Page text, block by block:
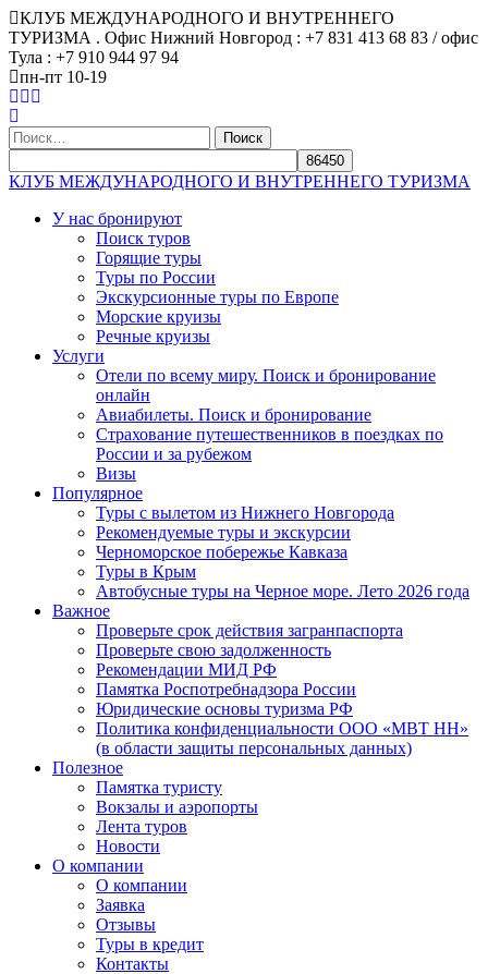
КЛУБ МЕЖДУНАРОДНОГО И ВНУТРЕННЕГО
ТУРИЗМА . Офис Нижний Новгород : +7 831 413 68 83 / офис
Тула : +7 910 944 97 94
пн-пт 10-19
Найти:
КЛУБ МЕЖДУНАРОДНОГО И ВНУТРЕННЕГО ТУРИЗМА
У нас бронируют
Поиск туров
Горящие туры
Туры по России
Экскурсионные туры по Европе
Морские круизы
Речные круизы
Услуги
Отели по всему миру. Поиск и бронирование
онлайн
Авиабилеты. Поиск и бронирование
Страхование путешественников в поездках по
России и за рубежом
Визы
Популярное
Туры с вылетом из Нижнего Новгорода
Рекомендуемые туры и экскурсии
Черноморское побережье Кавказа
Туры в Крым
Автобусные туры на Черное море. Лето 2026 года
Важное
Проверьте срок действия загранпаспорта
Проверьте свою задолженность
Рекомендации МИД РФ
Памятка Роспотребнадзора России
Юридические основы туризма РФ
Политика конфиденциальности ООО «МВТ НН»
(в области защиты персональных данных)
Полезное
Памятка туристу
Вокзалы и аэропорты
Лента туров
Новости
О компании
О компании
Заявка
Отзывы
Туры в кредит
Контакты